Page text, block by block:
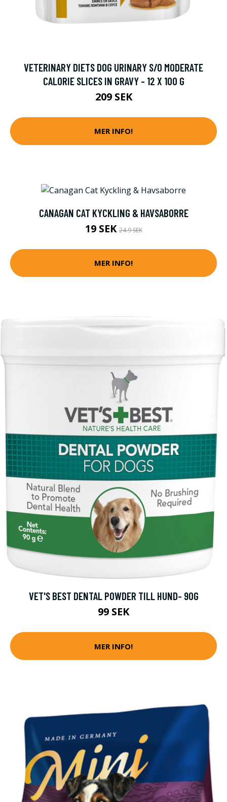
VETERINARY DIETS DOG URINARY S/O MODERATE
CALORIE SLICES IN GRAVY - 12 X 100 G
209 SEK
MER INFO!
CANAGAN CAT KYCKLING & HAVSABORRE
19 SEK24.9 SEK
MER INFO!
VET'S BEST DENTAL POWDER TILL HUND- 90G
99 SEK
MER INFO!